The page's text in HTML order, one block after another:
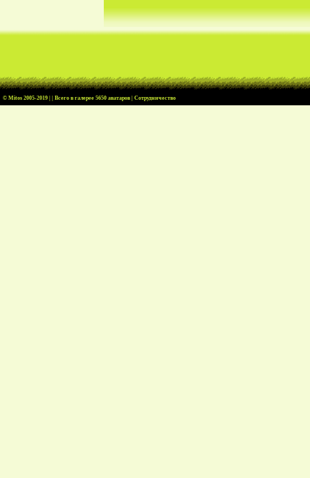
© Mitos 2005-2019 | | Всего в галерее 5650 аватаров | Cотрудничество